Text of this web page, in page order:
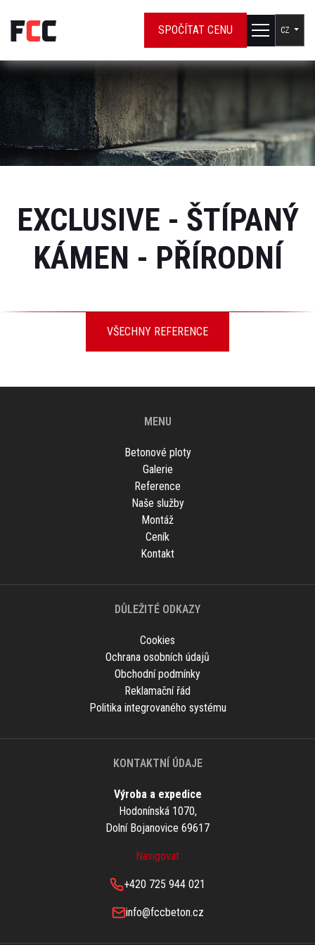
SPOČÍTAT CENU CZ
EXCLUSIVE - ŠTÍPANÝ
KÁMEN - PŘÍRODNÍ
VŠECHNY REFERENCE
MENU
Betonové ploty
Galerie
Reference
Naše služby
Montáž
Ceník
Kontakt
DŮLEŽITÉ ODKAZY
Cookies
Ochrana osobních údajů
Obchodní podmínky
Reklamační řád
Politika integrovaného systému
KONTAKTNÍ ÚDAJE
Výroba a expedice
Hodonínská 1070,
Dolní Bojanovice 69617
Navigovat
+420 725 944 021
info@fccbeton.cz